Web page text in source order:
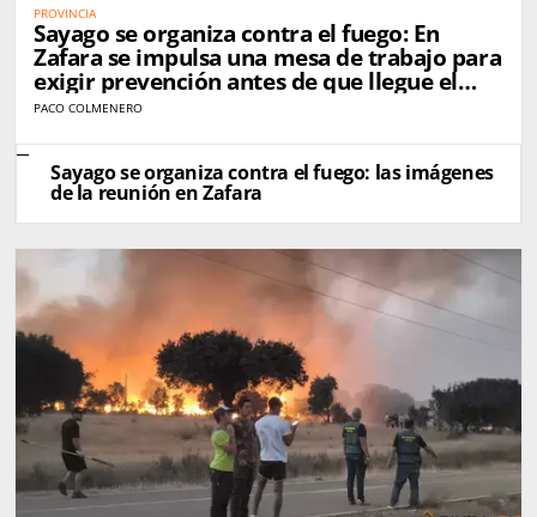
PROVINCIA
Sayago se organiza contra el fuego: En
Zafara se impulsa una mesa de trabajo para
exigir prevención antes de que llegue el
próximo incendio
PACO COLMENERO
Sayago se organiza contra el fuego: las imágenes
de la reunión en Zafara